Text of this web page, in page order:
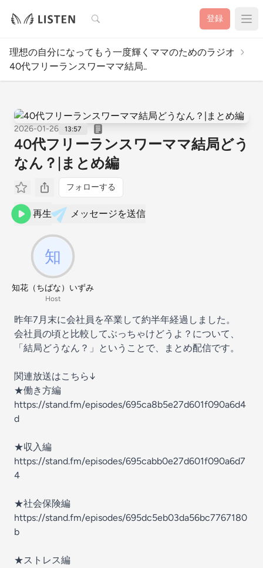
検索 登録
理想の自分になってもう一度輝くママのためのラジオ
40代フリーランスワーママ結局..
2026-01-26 13:57
40代フリーランスワーママ結局どう
なん？|まとめ編
フォローする
再生 メッセージを送信
知花（ちばな）いずみ
Host
昨年7月末に会社員を卒業して約半年経過しました。
会社員の頃と比較してぶっちゃけどうよ？について、
「結局どうなん？」ということで、まとめ配信です。
関連放送はこちら↓
★働き方編
https://stand.fm/episodes/695ca8b5e27d601f090a6d4
d
★収入編
https://stand.fm/episodes/695cabb0e27d601f090a6d7
4
★社会保険編
https://stand.fm/episodes/695dc5eb03da56bc7767180
b
★ストレス編